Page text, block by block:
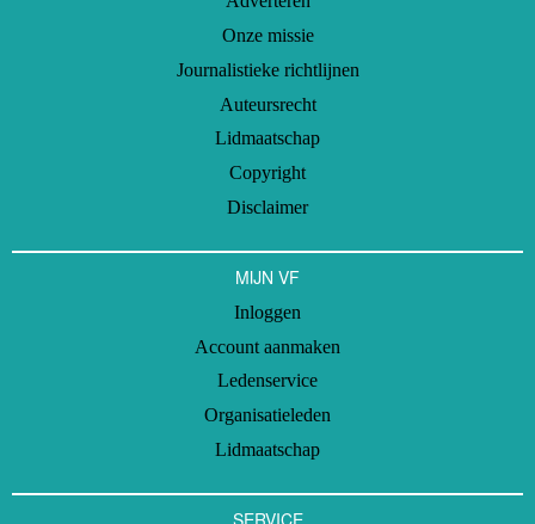
Onze missie
Journalistieke richtlijnen
Auteursrecht
Lidmaatschap
Copyright
Disclaimer
MIJN VF
Inloggen
Account aanmaken
Ledenservice
Organisatieleden
Lidmaatschap